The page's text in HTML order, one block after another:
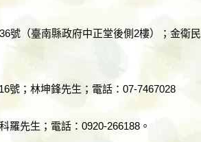
號（臺南縣政府中正堂後側2樓）；金衛民
號；林坤鋒先生；電話：07-7467028
羅先生；電話：0920-266188。